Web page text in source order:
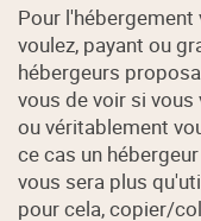
Pour
voulez, payant ou
hébergeurs
vous de voir si
ou véritablement
ce cas un
vous sera plus
pour cela, copier/